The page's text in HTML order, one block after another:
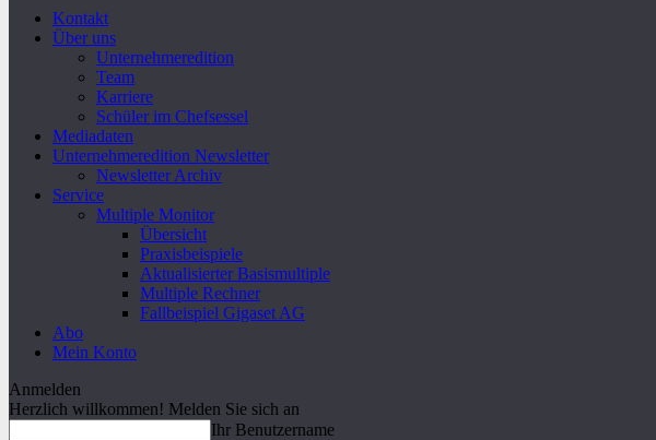
Kontakt
Über uns
Unternehmeredition
Team
Karriere
Schüler im Chefsessel
Mediadaten
Unternehmeredition Newsletter
Newsletter Archiv
Service
Multiple Monitor
Übersicht
Praxisbeispiele
Aktualisierter Basismultiple
Multiple Rechner
Fallbeispiel Gigaset AG
Abo
Mein Konto
Anmelden
Herzlich willkommen! Melden Sie sich an
Ihr Benutzername